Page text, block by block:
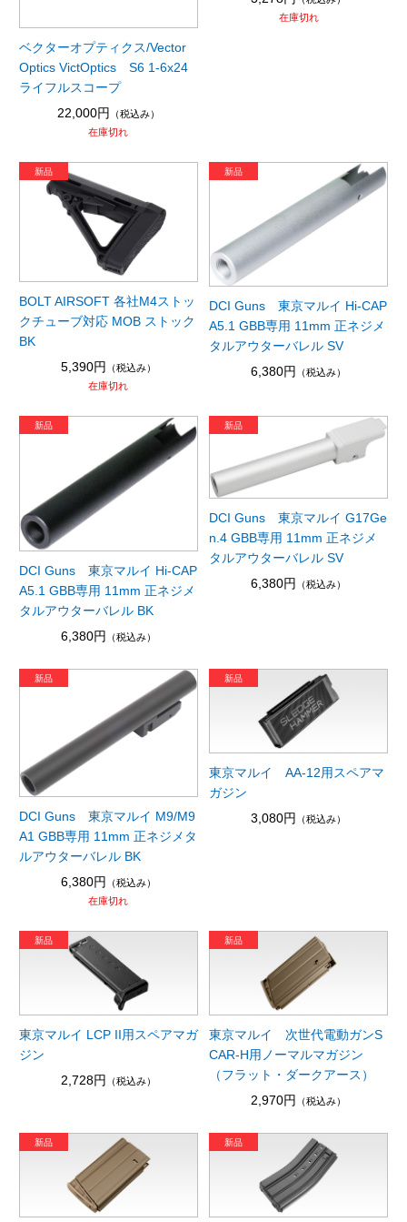
ベクターオプティクス/Vector
Optics VictOptics S6 1-6x24
ライフルスコープ
22,000円
（税込み）
在庫切れ
在庫切れ
BOLT AIRSOFT 各社M4ストッ
クチューブ対応 MOB ストック
BK
5,390円
（税込み）
在庫切れ
DCI Guns 東京マルイ Hi-CAP
A5.1 GBB専用 11mm 正ネジメ
タルアウターバレル SV
6,380円
（税込み）
DCI Guns 東京マルイ Hi-CAP
A5.1 GBB専用 11mm 正ネジメ
タルアウターバレル BK
6,380円 （税込み）
DCI Guns 東京マルイ G17Ge
n.4 GBB専用 11mm 正ネジメ
タルアウターバレル SV
6,380円
（税込み）
DCI Guns 東京マルイ M9/M9
A1 GBB専用 11mm 正ネジメタ
ルアウターバレル BK
6,380円
（税込み）
在庫切れ
東京マルイ AA-12用スペアマ
ガジン
3,080円
（税込み）
東京マルイ LCP II用スペアマガ
ジン
2,728円
（税込み）
東京マルイ 次世代電動ガンS
CAR-H用ノーマルマガジン
（フラット・ダークアース）
2,970円
（税込み）